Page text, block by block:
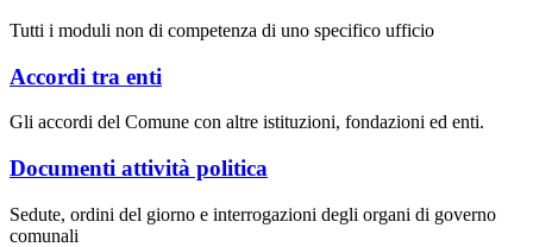
Tutti i moduli non di competenza di uno specifico ufficio
Accordi tra enti
Gli accordi del Comune con altre istituzioni, fondazioni ed enti.
Documenti attività politica
Sedute, ordini del giorno e interrogazioni degli organi di governo
comunali